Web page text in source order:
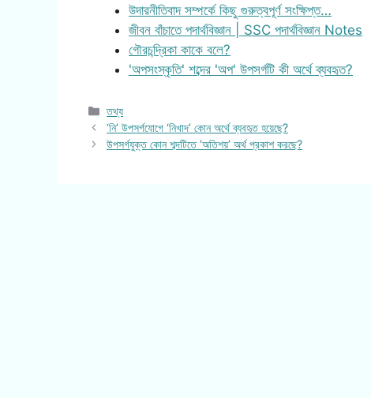
উদারনীতিবাদ সম্পর্কে কিছু গুরুত্বপূর্ণ সংক্ষিপ্ত…
জীবন বাঁচাতে পদার্থবিজ্ঞান | SSC পদার্থবিজ্ঞান Notes
গৌরচন্দ্রিকা কাকে বলে?
'অপসংস্কৃতি' শব্দের 'অপ' উপসর্গটি কী অর্থে ব্যবহৃত?
Categories
তথ্য
‘নি’ উপসর্গযোগে ‘নিখাদ’ কোন অর্থে ব্যবহৃত হয়েছে?
উপসর্গযুক্ত কোন শব্দটিতে ‘অতিশয়’ অর্থ প্রকাশ করছে?